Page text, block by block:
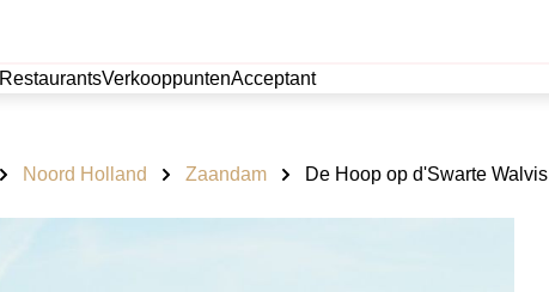
RestaurantsVerkooppuntenAcceptant
Noord Holland Zaandam De Hoop op d'Swarte Walvis